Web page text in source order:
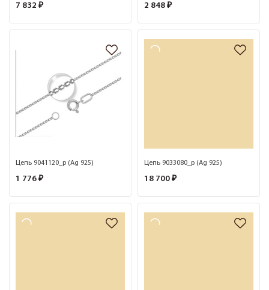
7 832 ₽ 2 848 ₽
Цепь 9041120_р (Ag 925)
1 776 ₽
Цепь 9033080_р (Ag 925)
18 700 ₽